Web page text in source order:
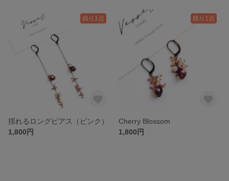
残り1点
揺れるロングピアス（ピンク）
1,800円
残り1点
Cherry Blossom
1,800円